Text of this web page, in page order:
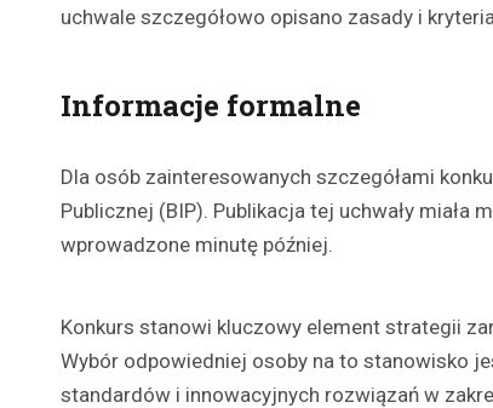
uchwale szczegółowo opisano zasady i
Informacje formalne
Dla osób zainteresowanych szczegółami
Publicznej (BIP). Publikacja tej uchwały
wprowadzone minutę później.
Konkurs stanowi kluczowy element strategii
Wybór odpowiedniej osoby na to stanowisko
standardów i innowacyjnych rozwiązań w